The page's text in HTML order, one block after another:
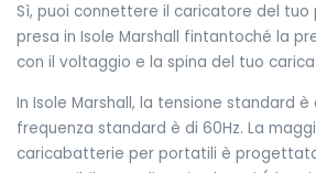
Sì, puoi connettere il caricatore del
presa in Isole Marshall fintantoché la
con il voltaggio e la spina del tuo
In Isole Marshall, la tensione standard è
frequenza standard è di 60Hz. La
caricabatterie per portatili è